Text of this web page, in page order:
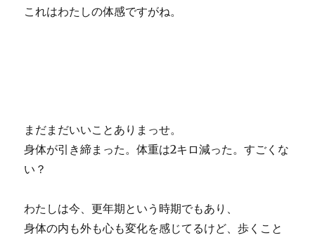
これはわたしの体感ですがね。
まだまだいいことありまっせ。
身体が引き締まった。体重は2キロ減った。すごくな
い？
わたしは今、更年期という時期でもあり、
身体の内も外も心も変化を感じてるけど、歩くこと